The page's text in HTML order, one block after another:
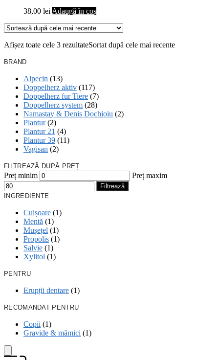
38,00 lei Adaugă în coș
Afișez toate cele 3 rezultateSortat după cele mai recente
BRAND
Alpecin (13)
Doppelherz aktiv (117)
Doppelherz fur Tiere (7)
Doppelherz system (28)
Namastay & Denis Dochioiu (2)
Plantur (2)
Plantur 21 (4)
Plantur 39 (11)
Vagisan (2)
FILTREAZĂ DUPĂ PREȚ
Preț minim Preț maxim
Filtrează
INGREDIENTE
Cuișoare (1)
Mentă (1)
Mușețel (1)
Propolis (1)
Salvie (1)
Xylitol (1)
PENTRU
Erupții dentare (1)
RECOMANDAT PENTRU
Copii (1)
Gravide & mămici (1)